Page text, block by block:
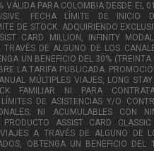
VÁLIDA PARA COLOMBIA DESDE EL
FECHA LÍMITE DE INICIO
DE STOCK. ADQUIRIENDO
CARD MILLION, INFINITY
DE ALGUNO DE LOS
UN BENEFICIO DEL 30% (TREINTA
LA TARIFA PUBLICADA.
MÚLTIPLES VIAJES, LONG
FAMILIAR NI PARA
DE ASISTENCIAS Y/O
NI ACUMULABLES CON
ASSIST CARD CLASSIC
A TRAVÉS DE ALGUNO DE
OBTENGA UN BENEFICIO DEL